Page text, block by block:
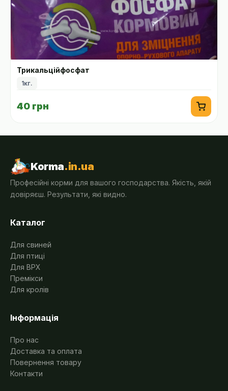
Трикальційфосфат
1кг.
40 грн
Korma.in.ua
Професійні корми для вашого господарства. Якість, якій
довіряєш. Результати, які видно.
Каталог
Для свиней
Для птиці
Для ВРХ
Премікси
Для кролів
Інформація
Про нас
Доставка та оплата
Повернення товару
Контакти